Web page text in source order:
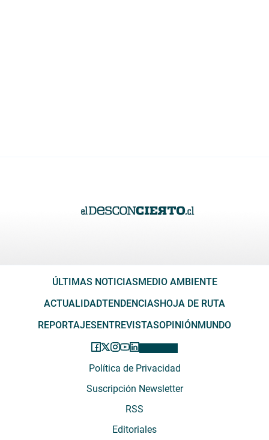
ÚLTIMAS NOTICIAS MEDIO AMBIENTE
ACTUALIDADTENDENCIAS HOJA DE RUTA
REPORTAJES ENTREVISTASOPINIÓN MUNDO
Política de Privacidad
Suscripción Newsletter
RSS
Editoriales